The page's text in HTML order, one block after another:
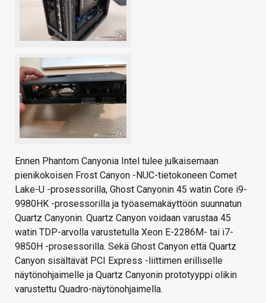
Ennen Phantom Canyonia Intel tulee julkaisemaan
pienikokoisen Frost Canyon -NUC-tietokoneen Comet
Lake-U -prosessorilla, Ghost Canyonin 45 watin Core i9-
9980HK -prosessorilla ja työasemakäyttöön suunnatun
Quartz Canyonin. Quartz Canyon voidaan varustaa 45
watin TDP-arvolla varustetulla Xeon E-2286M- tai i7-
9850H -prosessorilla. Sekä Ghost Canyon että Quartz
Canyon sisältävät PCI Express -liittimen erilliselle
näytönohjaimelle ja Quartz Canyonin prototyyppi olikin
varustettu Quadro-näytönohjaimella.